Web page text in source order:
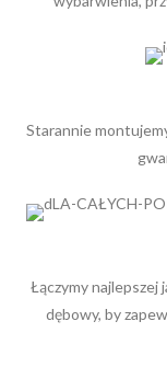
Starannie
Łączymy najlepszej
dębowy, by